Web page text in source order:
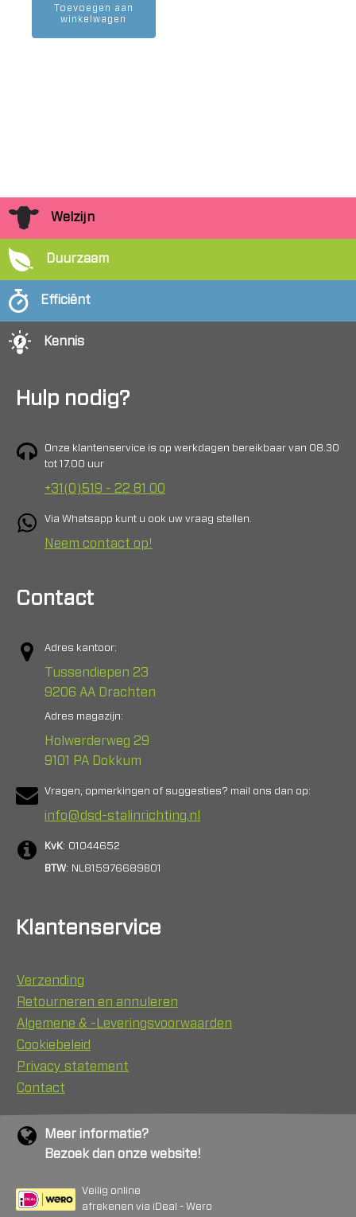
Toevoegen aan
winkelwagen
Welzijn
Duurzaam
Efficiënt
Kennis
Hulp nodig?
Onze klantenservice is op werkdagen bereikbaar van 08.30
tot 17.00 uur
+31(0)519 - 22 81 00
Via Whatsapp kunt u ook uw vraag stellen.
Neem contact op!
Contact
Adres kantoor:
Tussendiepen 23
9206 AA Drachten
Adres magazijn:
Holwerderweg 29
9101 PA Dokkum
Vragen, opmerkingen of suggesties? mail ons dan op:
info@dsd-stalinrichting.nl
KvK: 01044652
BTW: NL815976689B01
Klantenservice
Verzending
Retourneren en annuleren
Algemene & -Leveringsvoorwaarden
Cookiebeleid
Privacy statement
Contact
Meer informatie?
Bezoek dan onze website!
Veilig online
afrekenen via iDeal - Wero